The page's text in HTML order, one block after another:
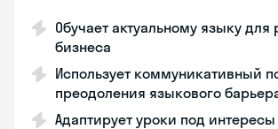
Обучает актуальному языку для
бизнеса
Использует коммуникативный
преодоления языкового
Адаптирует уроки под